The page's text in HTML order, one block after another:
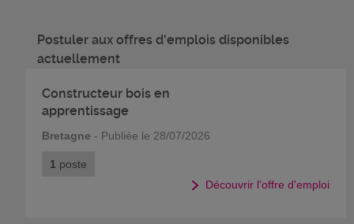
Postuler aux offres d'emplois disponibles
actuellement
Constructeur bois en
apprentissage
Bretagne - Publiée le 28/07/2026
1 poste
Découvrir l'offre d'emploi